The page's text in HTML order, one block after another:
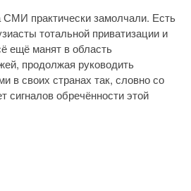
практически замолчали. Есть
тотальной приватизации и
ещё манят в область
продолжая руководить
в своих странах так, словно со
сигналов обречённости этой